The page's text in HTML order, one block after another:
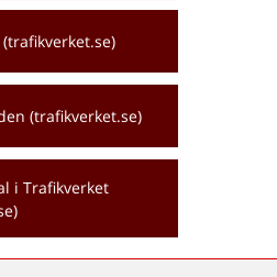
(trafikverket.se)
i Trafikverket